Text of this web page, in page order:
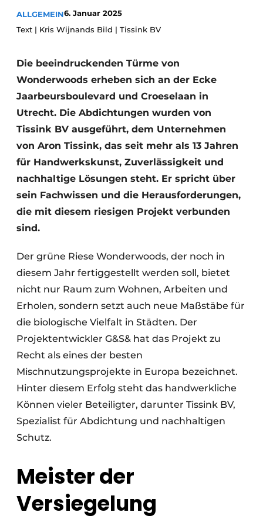
Podcasts
Datenschutz / Cookie-Erklärung
Ein Stellenangebot registrieren
Freie Stellen
Videos
Glas
Modularer Aufbau
ALLGEMEIN6. Januar 2025
Text | Kris Wijnands Bild | Tissink BV
Die beeindruckenden Türme von
Wonderwoods erheben sich an der Ecke
Jaarbeursboulevard und Croeselaan in
Utrecht. Die Abdichtungen wurden von
Tissink BV ausgeführt, dem Unternehmen
von Aron Tissink, das seit mehr als 13 Jahren
für Handwerkskunst, Zuverlässigkeit und
nachhaltige Lösungen steht. Er spricht über
sein Fachwissen und die Herausforderungen,
die mit diesem riesigen Projekt verbunden
sind.
Der grüne Riese Wonderwoods, der noch in
diesem Jahr fertiggestellt werden soll, bietet
nicht nur Raum zum Wohnen, Arbeiten und
Erholen, sondern setzt auch neue Maßstäbe für
die biologische Vielfalt in Städten. Der
Projektentwickler G&S& hat das Projekt zu
Recht als eines der besten
Mischnutzungsprojekte in Europa bezeichnet.
Hinter diesem Erfolg steht das handwerkliche
Können vieler Beteiligter, darunter Tissink BV,
Spezialist für Abdichtung und nachhaltigen
Schutz.
Meister der
Versiegelung